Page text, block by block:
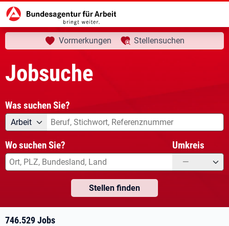
Startseite Jobsuche aktuelle Seite:
Ihre Suche
Vormerkungen Stellensuchen
Jobsuche
Was suchen Sie?
Angebotsart
Arbeit Was suchen Sie?
Wo suchen Sie? Umkreis
—
Stellen finden
746.529 Jobs